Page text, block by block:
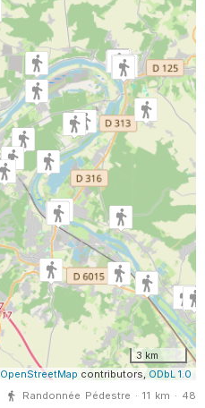
Photos
3 km
OpenStreetMap contributors, ODbL 1.0
Randonnée Pédestre · 11 km · 48